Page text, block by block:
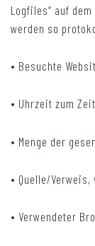
Logfiles“ auf
werden so
• Besuchte
• Uhrzeit zum
• Menge der
• Quelle/
• Verwendeter